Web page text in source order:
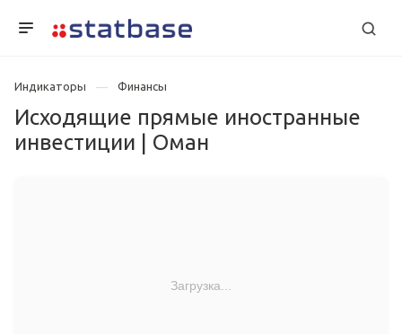
Индикаторы Финансы
Исходящие прямые иностранные
инвестиции | Оман
Загрузка...